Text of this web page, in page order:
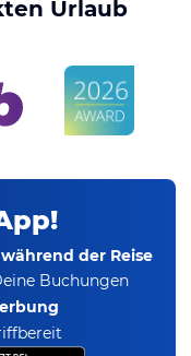
Urlaub
der Reise
Buchungen